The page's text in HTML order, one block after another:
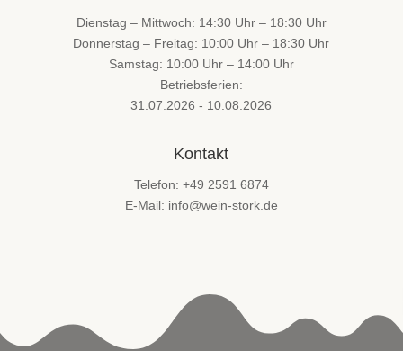
Dienstag – Mittwoch: 14:30 Uhr – 18:30 Uhr
Donnerstag – Freitag: 10:00 Uhr – 18:30 Uhr
Samstag: 10:00 Uhr – 14:00 Uhr
Betriebsferien:
31.07.2026 - 10.08.2026
Kontakt
Telefon: +49 2591 6874
E-Mail: info@wein-stork.de